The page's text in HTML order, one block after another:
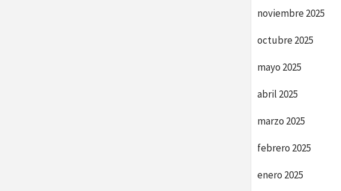
noviembre 2025
octubre 2025
mayo 2025
abril 2025
marzo 2025
febrero 2025
enero 2025